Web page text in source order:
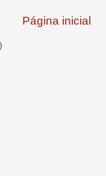
Página inicial